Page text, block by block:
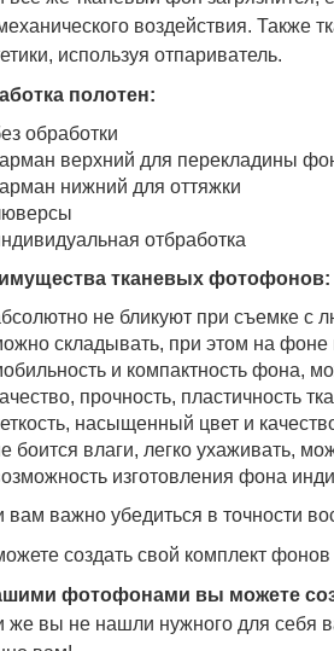
воздействия. Также
используя отпариватель.
полотен:
обработки
верхний для перекладины
нижний для оттяжки
отбработка
тканевых фотофонов:
не бликуют при съемке с
складывать, при этом на фоне
и компактность фона,
прочность, пластичность
насыщенный цвет и
боится влаги, легко ухаживать,
изготовления фона
вам важно убедиться в точности
создать свой комплект
фотофонами вы можете
же вы не нашли нужного для себя